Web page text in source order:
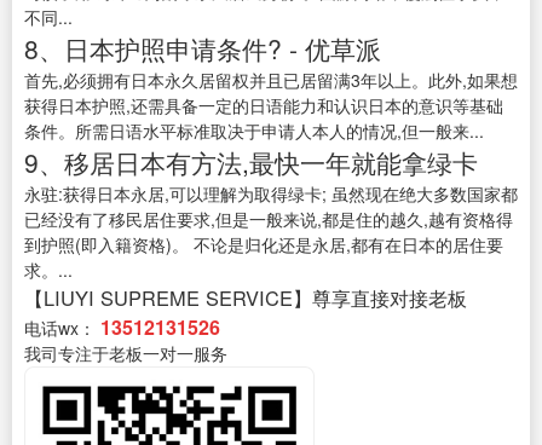
不同...
8、日本护照申请条件? - 优草派
首先,必须拥有日本永久居留权并且已居留满3年以上。此外,如果想
获得日本护照,还需具备一定的日语能力和认识日本的意识等基础
条件。所需日语水平标准取决于申请人本人的情况,但一般来...
9、移居日本有方法,最快一年就能拿绿卡
永驻:获得日本永居,可以理解为取得绿卡; 虽然现在绝大多数国家都
已经没有了移民居住要求,但是一般来说,都是住的越久,越有资格得
到护照(即入籍资格)。 不论是归化还是永居,都有在日本的居住要
求。...
【LIUYI SUPREME SERVICE】尊享直接对接老板
电话wx： 13512131526
我司专注于老板一对一服务